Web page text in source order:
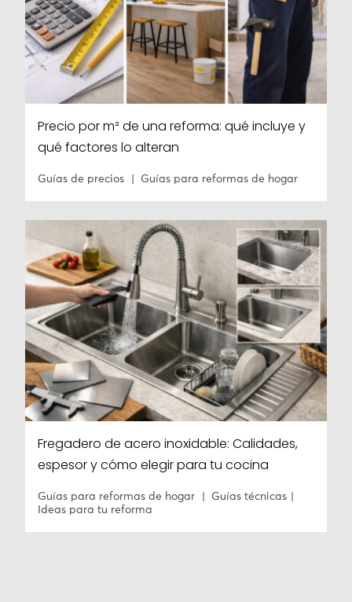
Precio por m² de una reforma: qué incluye y
qué factores lo alteran
Guías de precios Guías para reformas de hogar
Fregadero de acero inoxidable: Calidades,
espesor y cómo elegir para tu cocina
Guías para reformas de hogar
Guías técnicas
Ideas para tu reforma